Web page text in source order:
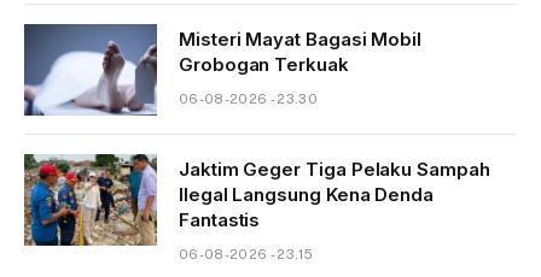
Misteri Mayat Bagasi Mobil
Grobogan Terkuak
06-08-2026 - 23.30
Jaktim Geger Tiga Pelaku Sampah
Ilegal Langsung Kena Denda
Fantastis
06-08-2026 - 23.15